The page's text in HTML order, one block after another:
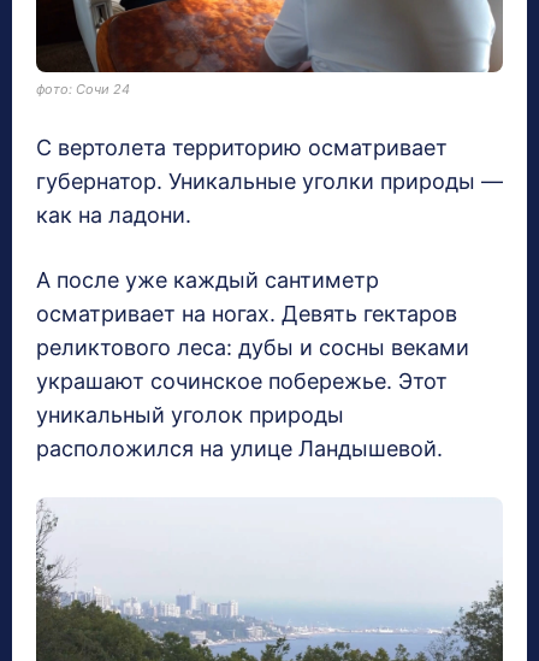
фото: Сочи 24
С вертолета территорию осматривает
губернатор. Уникальные уголки природы —
как на ладони.
А после уже каждый сантиметр
осматривает на ногах. Девять гектаров
реликтового леса: дубы и сосны веками
украшают сочинское побережье. Этот
уникальный уголок природы
расположился на улице Ландышевой.